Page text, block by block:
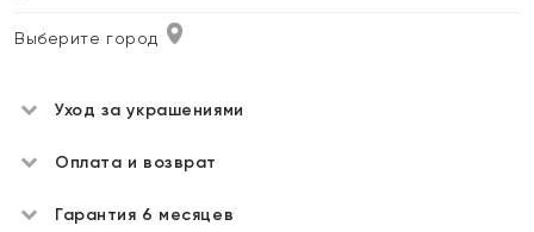
Выберите город
Уход за украшениями
Оплата и возврат
Гарантия 6 месяцев